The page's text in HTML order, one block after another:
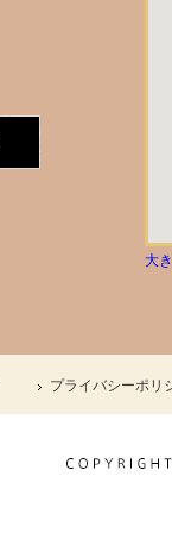
大
プライバシーポリ